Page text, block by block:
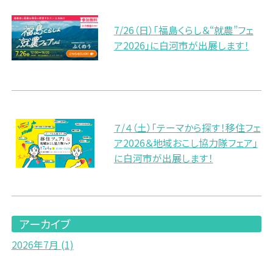
7/26（日）「福島くらし＆“就農”フェ
ア2026」に白河市が出展します！
７/４（土）「テーマから探す！移住フェ
ア2026＆地域おこし協力隊フェア」
に白河市が出展します！
アーカイブ
2026年7月 (1)